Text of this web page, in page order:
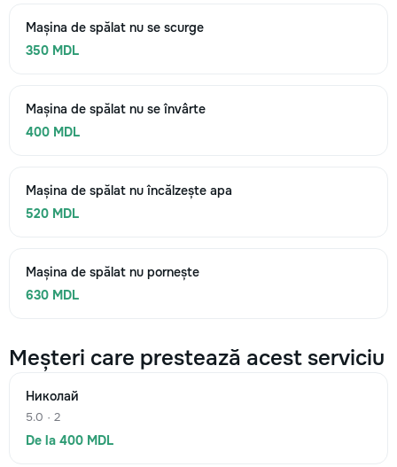
Mașina de spălat nu se scurge
350 MDL
Mașina de spălat nu se învârte
400 MDL
Mașina de spălat nu încălzește apa
520 MDL
Mașina de spălat nu pornește
630 MDL
Meșteri care prestează acest serviciu
Николай
5.0 · 2
De la 400 MDL